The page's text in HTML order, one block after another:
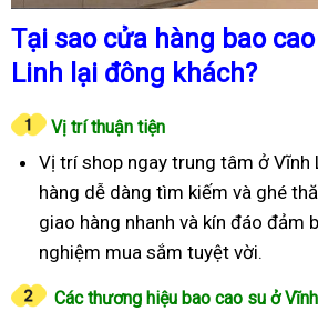
Tại sao cửa hàng bao
Linh lại đông khách?
Vị trí thuận tiện
Vị trí shop ngay trung tâm ở Vĩnh
hàng dễ dàng tìm kiếm và ghé
giao hàng nhanh và kín đáo đảm
nghiệm mua sắm tuyệt vời.
Các thương hiệu bao cao su ở